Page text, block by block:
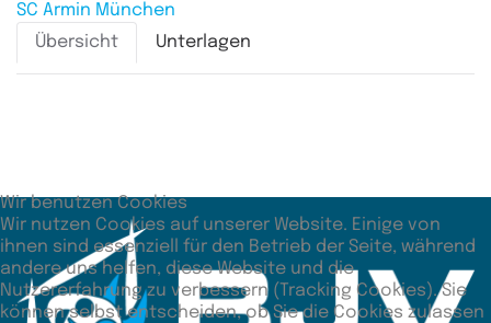
SC Armin München
Übersicht
Unterlagen
Wir benutzen Cookies
Wir nutzen Cookies auf unserer Website. Einige von
ihnen sind essenziell für den Betrieb der Seite, während
andere uns helfen, diese Website und die
Nutzererfahrung zu verbessern (Tracking Cookies). Sie
können selbst entscheiden, ob Sie die Cookies zulassen